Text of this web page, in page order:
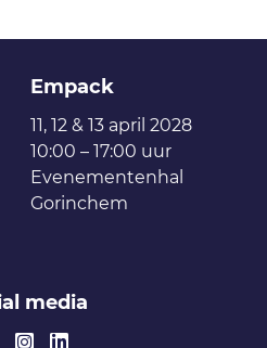
Empack
11, 12 & 13 april 2028
10:00 – 17:00 uur
Evenementenhal
Gorinchem
media